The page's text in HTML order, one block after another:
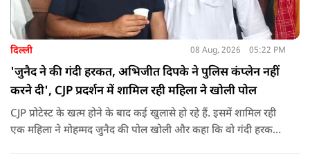
दिल्ली 08 Aug, 2026 05:22 PM
'जुनैद ने की गंदी हरकत, अभिजीत दिपके ने पुलिस कंप्लेन नहीं
करने दी', CJP प्रदर्शन में शामिल रही महिला ने खोली पोल
CJP प्रोटेस्ट के खत्म होने के बाद कई खुलासे हो रहे हैं. इसमें शामिल रही
एक महिला ने मोहम्मद जुनैद की पोल खोली और कहा कि वो गंदी हरकतें